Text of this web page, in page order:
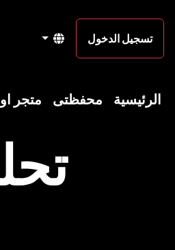
تسجيل الدخول
الرئيسية محفظتى متجر